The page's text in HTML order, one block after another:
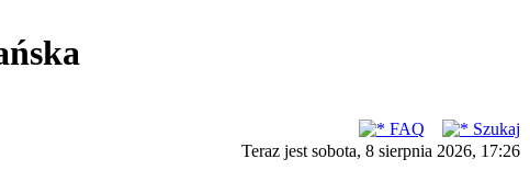
FAQ
Szukaj
Teraz jest sobota, 8 sierpnia 2026, 17:26